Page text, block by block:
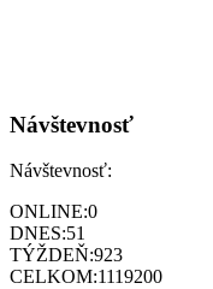
Návštevnosť
Návštevnosť:
ONLINE:0
DNES:51
TÝŽDEŇ:923
CELKOM:1119200